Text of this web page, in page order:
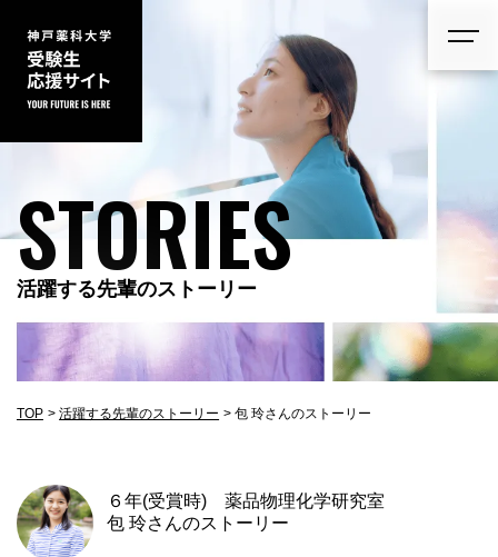
STORIES
活躍する先輩のストーリー
TOP 活躍する先輩のストーリー 包 玲さんのストーリー
６年(受賞時) 薬品物理化学研究室
包 玲さんのストーリー